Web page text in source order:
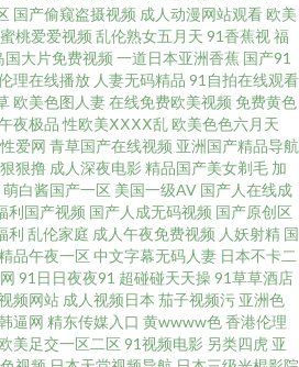
品 俺去也官网 黄色aⅴ国产 视频91 91黑丝喷
又爽 日逼国产高清 91福利网站 成人黄色片
91麻豆精品传媒视频 国产色图av 欧日美不卡
第二页在线观看 色色五月热 91黑丝精品美女
在线 91超碰久草牛牛 91福利试看爽片 福利片
视频 91黄篇 福利社伊人 免费视频91 先锋av网
婷婷色园 91豆花制片厂 久久香蕉网av 色蜜桃
国产偷窥盗摄视频 成人动漫网站观看 欧美
蜜桃爱爱视频 乱伦熟女五月天 91香蕉视福
国大片免费视频 一道日本亚洲香蕉 国产91
理在线播放 人妻无码精品 91自拍在线观看
欧美色图人妻在线免费欧美视频 免费黄色
夜极品 性欧美ⅩⅩⅩⅩ乱 欧美色色六月天
爱网 青草国产在线视频 亚洲国产精品导航
狠撸 成人深夜电影 精品国产美女剃毛 加
萌白酱国产一区 美国一级AV 国产人在线成
利国产视频 国产人成无码视频 国产原创区
利 乱伦家庭 成人午夜免费视频 人妖射精 国
品午夜一区 中文字幕无码人妻 日本不卡二
91日日夜夜91 超碰碰天天操91草草酒店
频网站 成人视频日本 茄子视频污 亚洲色
逼网 精东传媒入口 黄wwww色香港伦理
欧美足交一区二区 91视频电影 另类四虎 亚